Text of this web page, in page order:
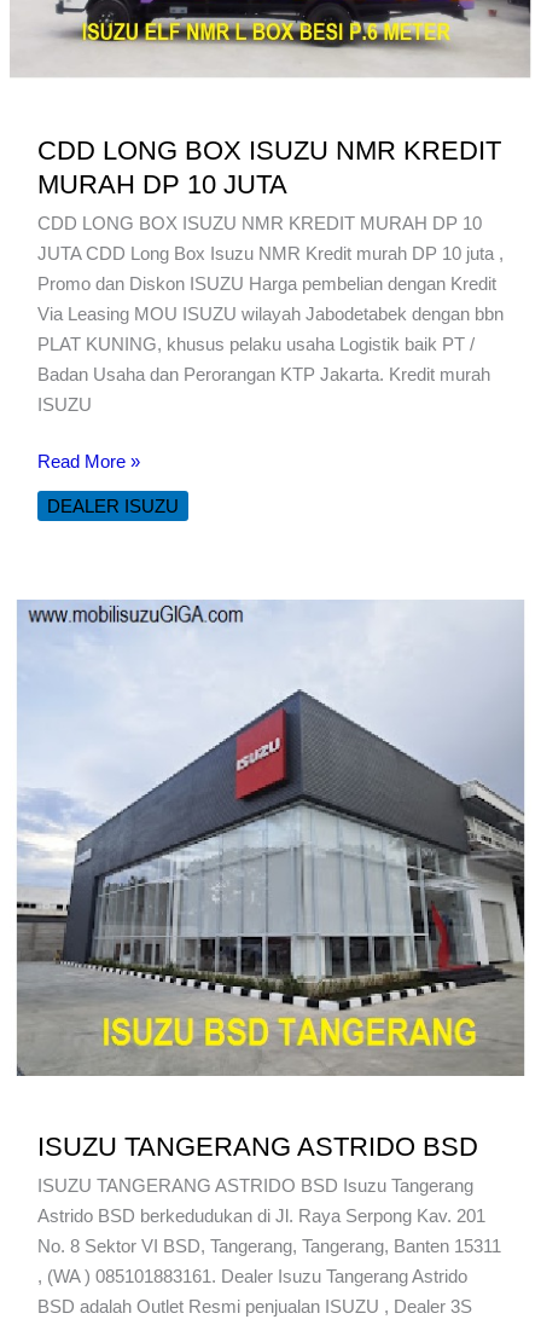
CDD LONG BOX ISUZU NMR KREDIT
MURAH DP 10 JUTA
CDD LONG BOX ISUZU NMR KREDIT MURAH DP 10
JUTA CDD Long Box Isuzu NMR Kredit murah DP 10 juta ,
Promo dan Diskon ISUZU Harga pembelian dengan Kredit
Via Leasing MOU ISUZU wilayah Jabodetabek dengan bbn
PLAT KUNING, khusus pelaku usaha Logistik baik PT /
Badan Usaha dan Perorangan KTP Jakarta. Kredit murah
ISUZU
CDD
LONG
BOX
KREDIT
Read More »
DEALER ISUZU
ISUZU TANGERANG ASTRIDO BSD
ISUZU TANGERANG ASTRIDO BSD Isuzu Tangerang
Astrido BSD berkedudukan di Jl. Raya Serpong Kav. 201
No. 8 Sektor VI BSD, Tangerang, Tangerang, Banten 15311
, (WA ) 085101883161. Dealer Isuzu Tangerang Astrido
BSD adalah Outlet Resmi penjualan ISUZU , Dealer 3S